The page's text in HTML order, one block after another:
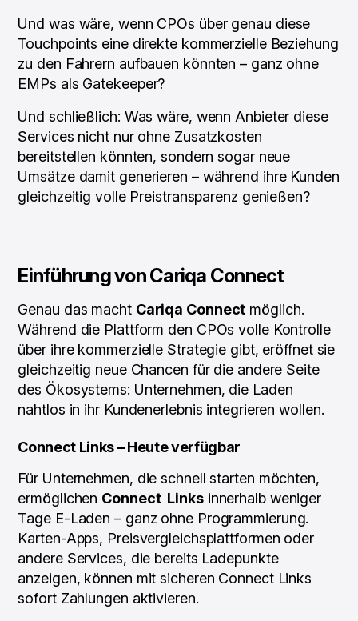
Und was wäre, wenn CPOs über genau diese
Touchpoints eine direkte kommerzielle Beziehung
zu den Fahrern aufbauen könnten – ganz ohne
EMPs als Gatekeeper?
Und schließlich: Was wäre, wenn Anbieter diese
Services nicht nur ohne Zusatzkosten
bereitstellen könnten, sondern sogar neue
Umsätze damit generieren – während ihre Kunden
gleichzeitig volle Preistransparenz genießen?
Einführung von Cariqa Connect
Genau das macht Cariqa Connect möglich.
Während die Plattform den CPOs volle Kontrolle
über ihre kommerzielle Strategie gibt, eröffnet sie
gleichzeitig neue Chancen für die andere Seite
des Ökosystems: Unternehmen, die Laden
nahtlos in ihr Kundenerlebnis integrieren wollen.
Connect Links – Heute verfügbar
Für Unternehmen, die schnell starten möchten,
ermöglichen Connect Linksinnerhalb weniger
Tage E-Laden – ganz ohne Programmierung.
Karten-Apps, Preisvergleichsplattformen oder
andere Services, die bereits Ladepunkte
anzeigen, können mit sicheren Connect Links
sofort Zahlungen aktivieren.